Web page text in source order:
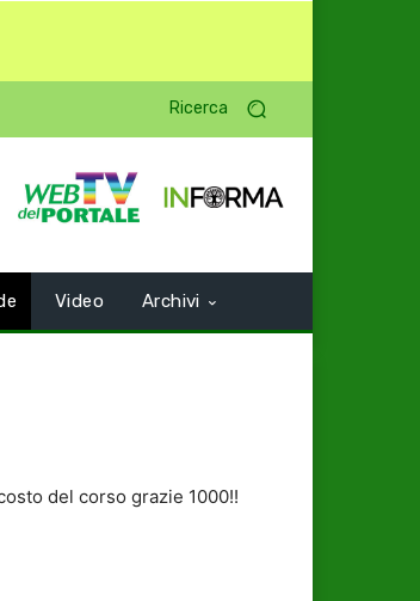
Ricerca
Video Archivi
del corso grazie 1000!!